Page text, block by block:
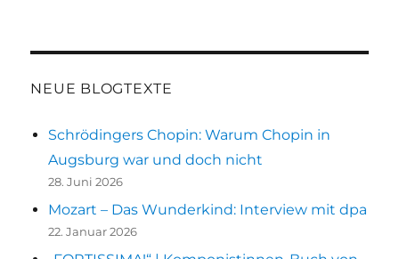
NEUE BLOGTEXTE
Schrödingers Chopin: Warum Chopin in
Augsburg war und doch nicht
28. Juni 2026
Mozart – Das Wunderkind: Interview mit dpa
22. Januar 2026